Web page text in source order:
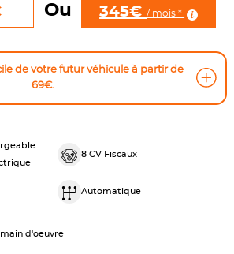
:
8 CV Fiscaux
Automatique
d'oeuvre
Ou 345€/ mois *
de votre futur véhicule à partir de
69€.